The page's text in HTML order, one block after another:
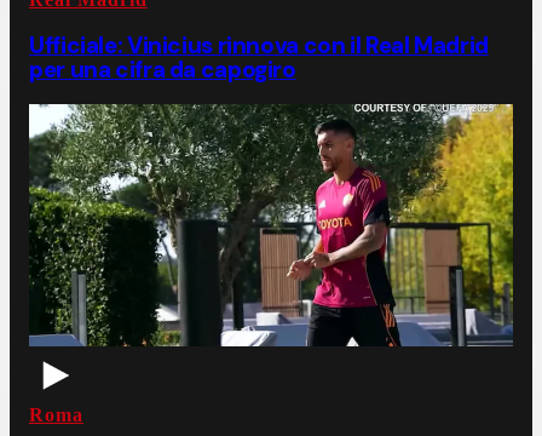
Ufficiale: Vinicius rinnova con il Real Madrid
per una cifra da capogiro
Roma